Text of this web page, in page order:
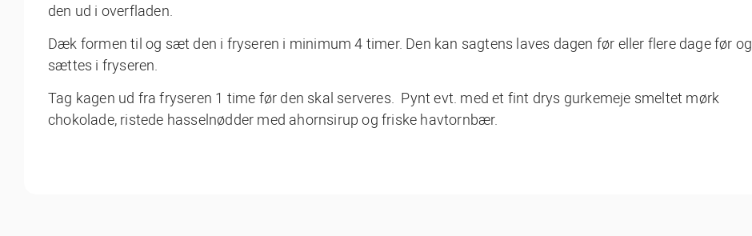
den ud i overfladen.
Dæk formen til og sæt den i fryseren i minimum 4 timer. Den kan sagtens laves dagen før eller flere dage før og
sættes i fryseren.
Tag kagen ud fra fryseren 1 time før den skal serveres. Pynt evt. med et fint drys gurkemeje smeltet mørk
chokolade, ristede hasselnødder med ahornsirup og friske havtornbær.